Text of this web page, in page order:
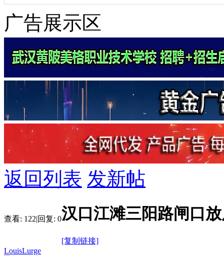
广告展示区
返回列表 发新帖
查看: 122|回复: 0汉口江滩三阳路闸口
[复制链接]
LouisLurge